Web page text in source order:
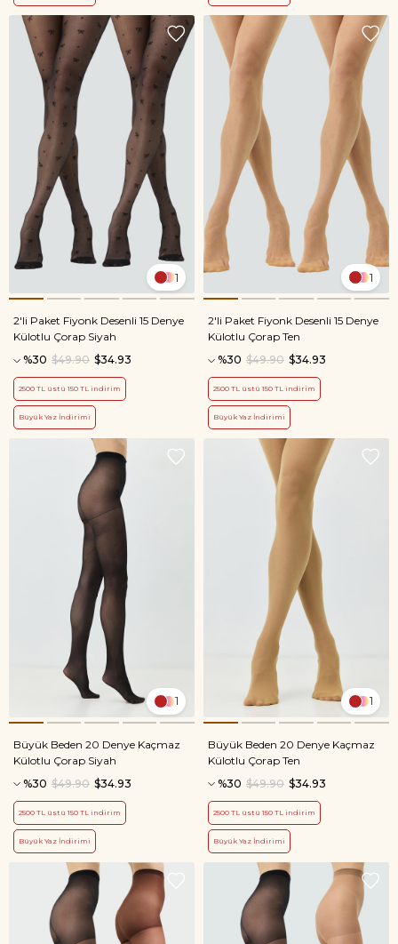
1
2'li Paket Fiyonk Desenli 15 Denye
Külotlu Çorap Siyah
%30
$34.93
$49.90
2500 TL üstü 150 TL indirim
Büyük Yaz İndirimi
1
2'li Paket Fiyonk Desenli 15 Denye
Külotlu Çorap Ten
%30
$34.93
$49.90
2500 TL üstü 150 TL indirim
Büyük Yaz İndirimi
1
Büyük Beden 20 Denye Kaçmaz
Külotlu Çorap Siyah
%30
$34.93
$49.90
2500 TL üstü 150 TL indirim
Büyük Yaz İndirimi
1
Büyük Beden 20 Denye Kaçmaz
Külotlu Çorap Ten
%30
$34.93
$49.90
2500 TL üstü 150 TL indirim
Büyük Yaz İndirimi